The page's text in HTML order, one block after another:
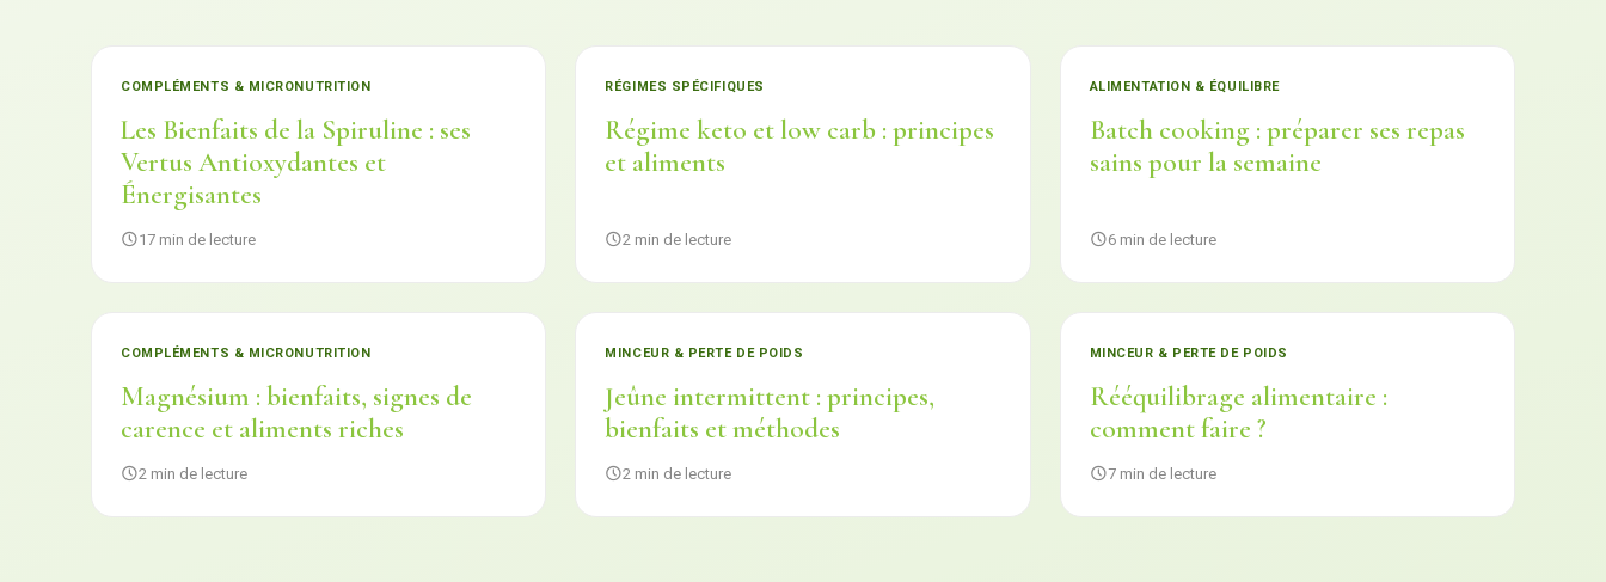
COMPLÉMENTS & MICRONUTRITION
Les Bienfaits de la Spiruline : ses
Vertus Antioxydantes et
Énergisantes
17 min de lecture
RÉGIMES SPÉCIFIQUES
Régime keto et low carb : principes
et aliments
2 min de lecture
ALIMENTATION & ÉQUILIBRE
Batch cooking : préparer ses repas
sains pour la semaine
6 min de lecture
COMPLÉMENTS & MICRONUTRITION
Magnésium : bienfaits, signes de
carence et aliments riches
2 min de lecture
MINCEUR & PERTE DE POIDS
Jeûne intermittent : principes,
bienfaits et méthodes
2 min de lecture
MINCEUR & PERTE DE POIDS
Rééquilibrage alimentaire :
comment faire ?
7 min de lecture